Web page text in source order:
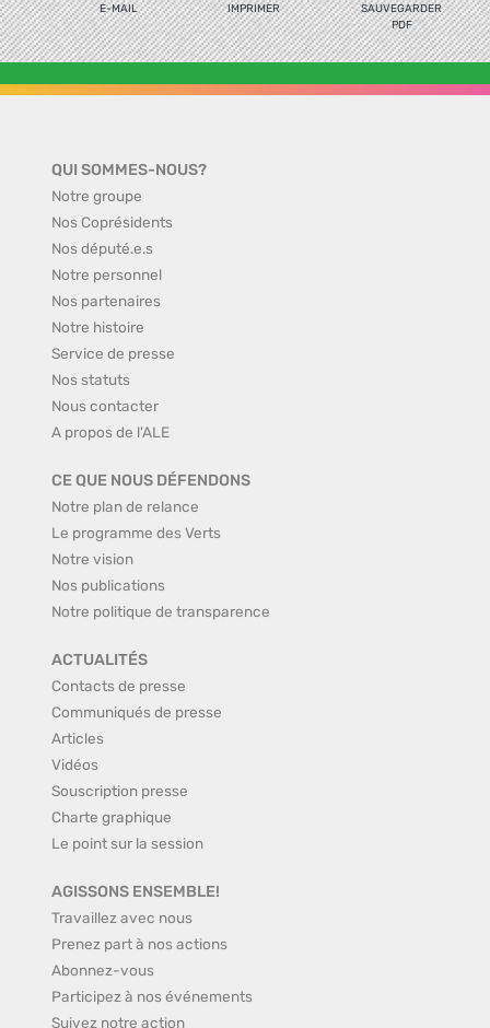
E-MAIL IMPRIMER
SAUVEGARDER
PDF
QUI SOMMES-NOUS?
Notre groupe
Nos Coprésidents
Nos député.e.s
Notre personnel
Nos partenaires
Notre histoire
Service de presse
Nos statuts
Nous contacter
A propos de l'ALE
CE QUE NOUS DÉFENDONS
Notre plan de relance
Le programme des Verts
Notre vision
Nos publications
Notre politique de transparence
ACTUALITÉS
Contacts de presse
Communiqués de presse
Articles
Vidéos
Souscription presse
Charte graphique
Le point sur la session
AGISSONS ENSEMBLE!
Travaillez avec nous
Prenez part à nos actions
Abonnez-vous
Participez à nos événements
Suivez notre action